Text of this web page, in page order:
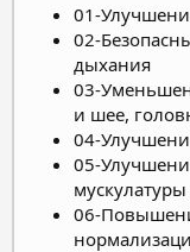
01-
02-
дыхания
03-
и шее,
04-
05-
мускулатуры
06-